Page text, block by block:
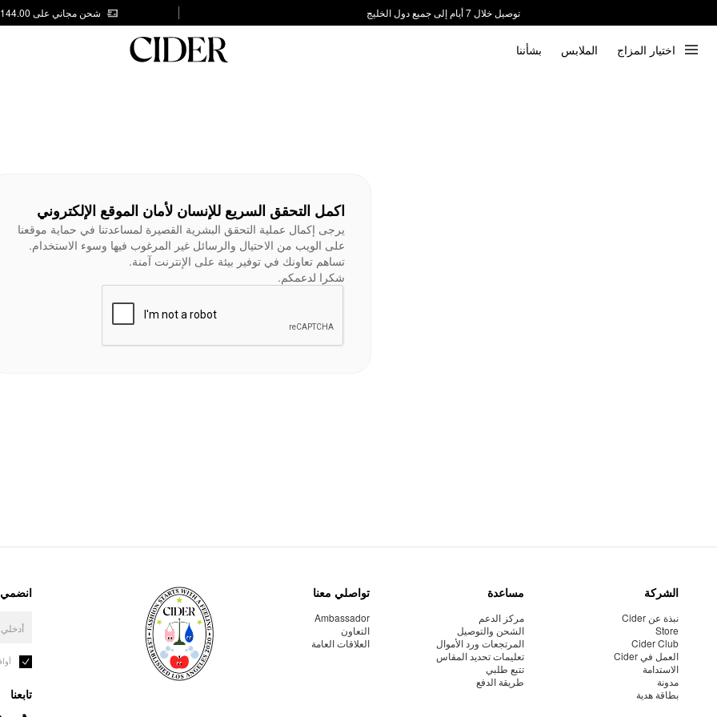
توصيل خلال 7 أيام إلى جميع دول الخليج
شحن مجاني على AED 144.00
اختيار المزاج الملابس بشأننا
اكمل التحقق السريع للإنسان لأمان الموقع الإلكتروني
يرجى إكمال عملية التحقق البشرية القصيرة لمساعدتنا في حماية موقعنا
على الويب من الاحتيال والرسائل غير المرغوب فيها وسوء الاستخدام.
تساهم تعاونك في توفير بيئة على الإنترنت آمنة.
شكرا لدعمكم.
الشركة
نبذة عن Cider
Store
Cider Club
العمل في Cider
الاستدامة
مدونة
بطاقة هدية
مساعدة
مركز الدعم
الشحن والتوصيل
المرتجعات ورد الأموال
تعليمات تحديد المقاس
تتبع طلبي
طريقة الدفع
تواصلي معنا
Ambassador
التعاون
العلاقات العامة
انضمي
تابعنا